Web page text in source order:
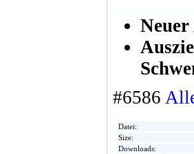
#6586
Datei:
Size:
Downloads: